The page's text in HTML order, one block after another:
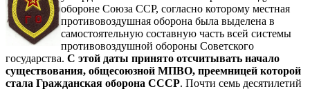
обороне Союза ССР, согласно которому местная
противовоздушная оборона была выделена в
самостоятельную составную часть всей системы
противовоздушной обороны Советского
государства. С этой даты принято отсчитывать начало
существования, общесоюзной МПВО, преемницей которой
стала Гражданская оборона СССР. Почти семь десятилетий